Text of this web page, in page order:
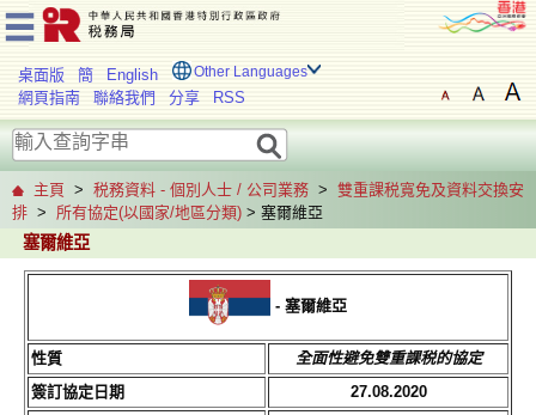
桌面版 簡 English Other Languages
網頁指南 聯絡我們 分享 RSS
主頁 > 税務資料 - 個別人士 / 公司業務 > 雙重課税寬免及資料交換安
排 > 所有協定(以國家/地區分類) > 塞爾維亞
塞爾維亞
- 塞爾維亞
性質
全面性避免雙重課税的協定
簽訂協定日期
27.08.2020